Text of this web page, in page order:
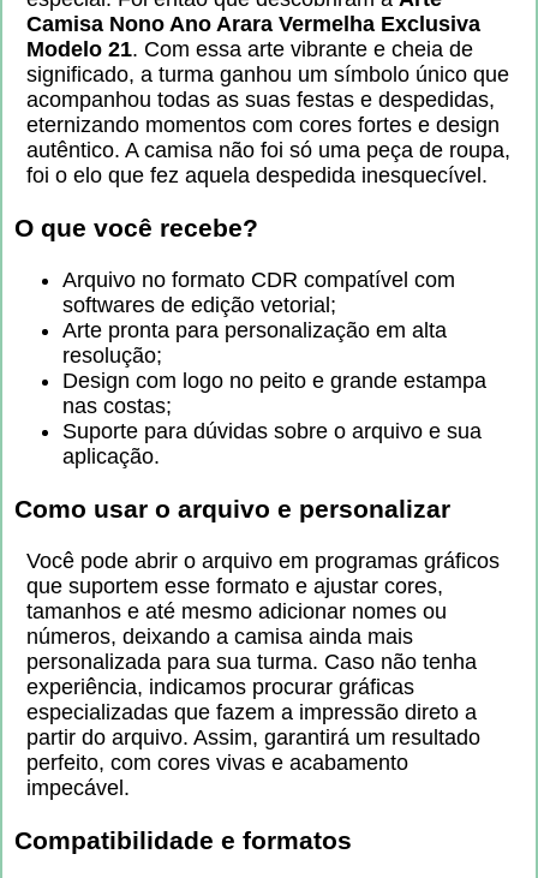
Camisa Nono Ano Arara Vermelha Exclusiva
Modelo 21. Com essa arte vibrante e cheia de
significado, a turma ganhou um símbolo único que
acompanhou todas as suas festas e despedidas,
eternizando momentos com cores fortes e design
autêntico. A camisa não foi só uma peça de roupa,
foi o elo que fez aquela despedida inesquecível.
O que você recebe?
Arquivo no formato CDR compatível com
softwares de edição vetorial;
Arte pronta para personalização em alta
resolução;
Design com logo no peito e grande estampa
nas costas;
Suporte para dúvidas sobre o arquivo e sua
aplicação.
Como usar o arquivo e personalizar
Você pode abrir o arquivo em programas gráficos
que suportem esse formato e ajustar cores,
tamanhos e até mesmo adicionar nomes ou
números, deixando a camisa ainda mais
personalizada para sua turma. Caso não tenha
experiência, indicamos procurar gráficas
especializadas que fazem a impressão direto a
partir do arquivo. Assim, garantirá um resultado
perfeito, com cores vivas e acabamento
impecável.
Compatibilidade e formatos